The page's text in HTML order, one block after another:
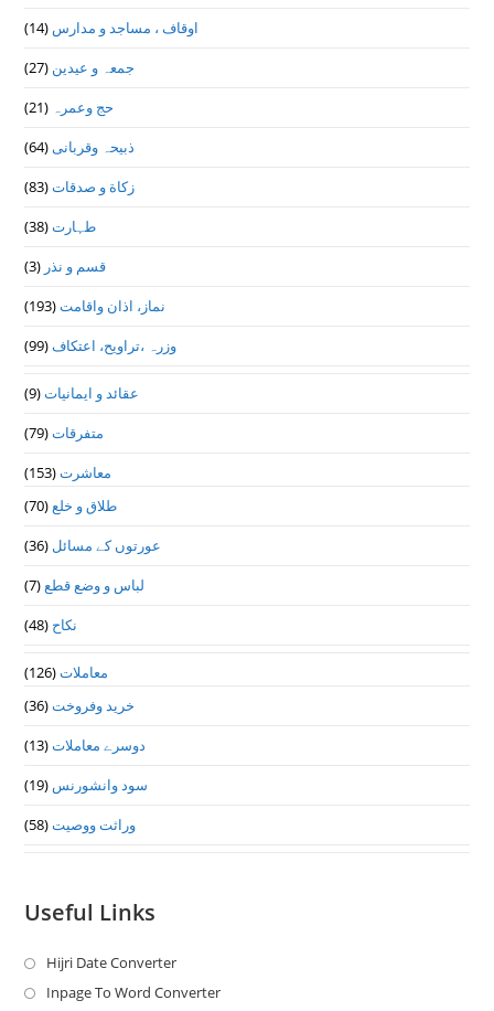
اوقاف ، مساجد و مدارس (14)
جمعہ و عیدین (27)
حج وعمرہ (21)
ذبیحہ وقربانی(64)
زکاة و صدقات(83)
طہارت(38)
قسم و نذر (3)
نماز، اذان واقامت(193)
وزرہ ،تراويح، اعتكاف(99)
عقائد و ایمانیات(9)
متفرقات(79)
معاشرت(153)
طلاق و خلع(70)
عورتوں کے مسائل (36)
لباس و وضع قطع(7)
نکاح (48)
معاملات(126)
خرید وفروخت(36)
دوسرے معاملات(13)
سود وانشورنس (19)
وراثت ووصيت(58)
Useful Links
Hijri Date ConverterOpens
in
Inpage To Word ConverterOpens